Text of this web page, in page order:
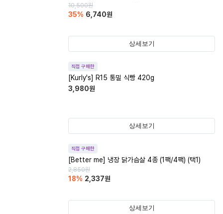
10,500원
35% 6,740원
상세보기
직접 구매한
[Kurly's] R15 통밀 식빵 420g
3,980원
상세보기
직접 구매한
[Better me] 냉장 닭가슴살 4종 (1팩/4팩) (택1)
2,850원
18% 2,337원
상세보기